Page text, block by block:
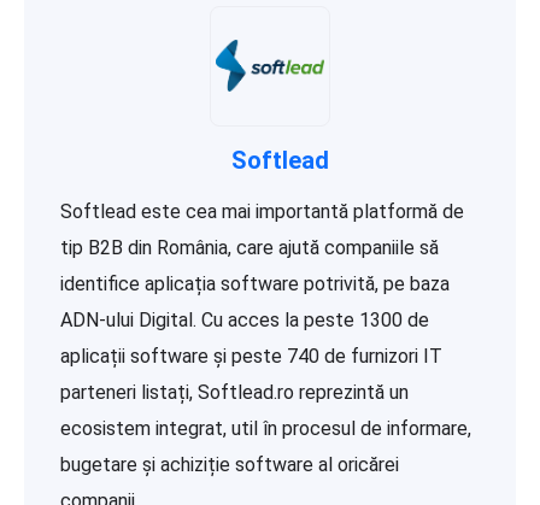
Softlead
Softlead este cea mai importantă platformă de
tip B2B din România, care ajută companiile să
identifice aplicația software potrivită, pe baza
ADN-ului Digital. Cu acces la peste 1300 de
aplicații software și peste 740 de furnizori IT
parteneri listați, Softlead.ro reprezintă un
ecosistem integrat, util în procesul de informare,
bugetare și achiziție software al oricărei
companii...